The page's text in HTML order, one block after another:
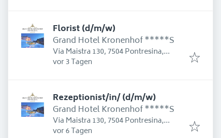
Florist (d/m/w)
Grand Hotel Kronenhof *****S
Via Maistra 130, 7504 Pontresina,
Schweiz
Erschienen:
vor 3 Tagen
Rezeptionist/in/ (d/m/w)
Grand Hotel Kronenhof *****S
Via Maistra 130, 7504 Pontresina,
Schweiz
Erschienen:
vor 6 Tagen